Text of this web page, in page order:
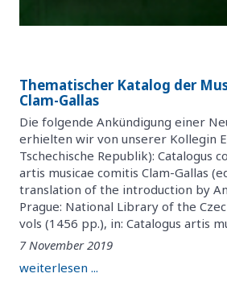
Thematischer Katalog der
Clam-Gallas
Die folgende Ankündigung einer
erhielten wir von unserer Kollegin
Tschechische Republik): Catalogus
artis musicae comitis Clam-Gallas
translation of the introduction by
Prague: National Library of the
vols (1456 pp.), in: Catalogus artis
7 November 2019
weiterlesen ...